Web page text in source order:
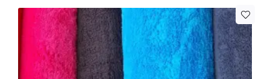
product
meerdere
variaties.